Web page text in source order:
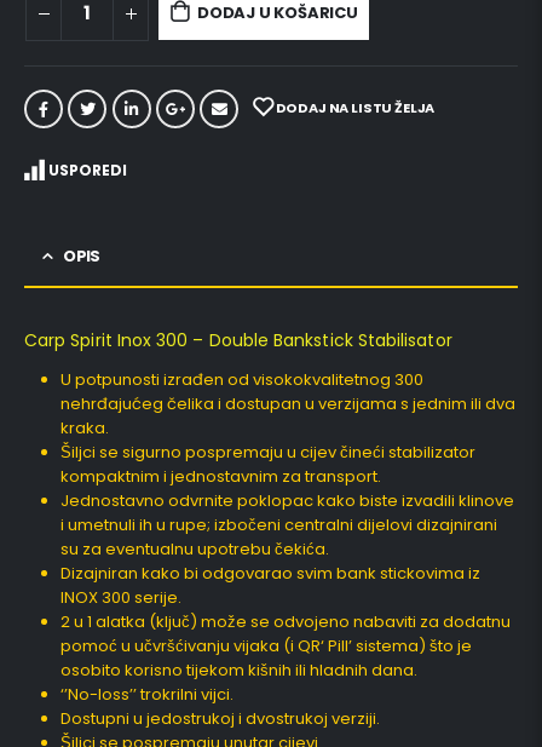
DODAJ U KOŠARICU
DODAJ NA LISTU ŽELJA
USPOREDI
OPIS
Carp Spirit Inox 300 – Double Bankstick Stabilisator
U potpunosti izrađen od visokokvalitetnog 300
nehrđajućeg čelika i dostupan u verzijama s jednim ili dva
kraka.
Šiljci se sigurno pospremaju u cijev čineći stabilizator
kompaktnim i jednostavnim za transport.
Jednostavno odvrnite poklopac kako biste izvadili klinove
i umetnuli ih u rupe; izbočeni centralni dijelovi dizajnirani
su za eventualnu upotrebu čekića.
Dizajniran kako bi odgovarao svim bank stickovima iz
INOX 300 serije.
2 u 1 alatka (ključ) može se odvojeno nabaviti za dodatnu
pomoć u učvršćivanju vijaka (i QR‘ Pill’ sistema) što je
osobito korisno tijekom kišnih ili hladnih dana.
‘’No-loss’’ trokrilni vijci.
Dostupni u jedostrukoj i dvostrukoj verziji.